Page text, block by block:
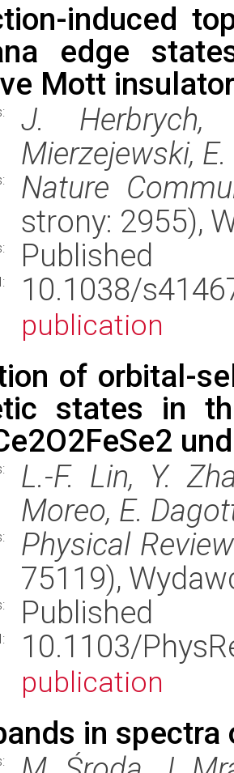
induced
edge
Mott
J.
Mierzejewski,
Nature
strony: 2955),
Published
10.1038/
publication
of orbital-
states in
L.-F. Lin, Y.
Moreo, E.
Physical
75119),
Published
10.1103/
publication
in